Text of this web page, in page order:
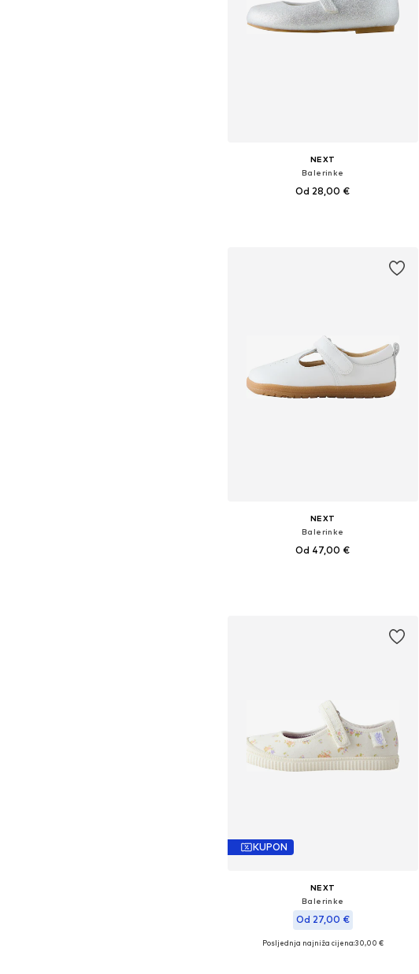
NEXT
Balerinke
Od 28,00 €
NEXT
Balerinke
Od 47,00 €
KUPON
NEXT
Balerinke
Od 27,00 €
Dostupno u više veličina
Posljednja najniža cijena:30,00 €